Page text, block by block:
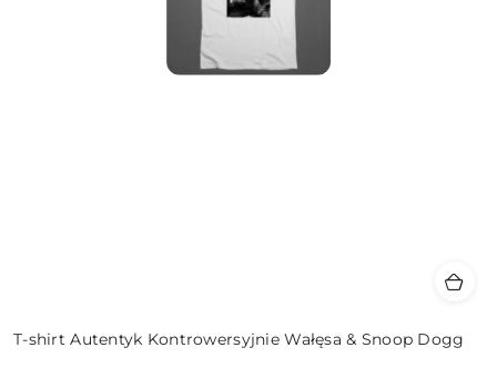
T-shirt Autentyk Kontrowersyjnie Wałęsa & Snoop Dogg